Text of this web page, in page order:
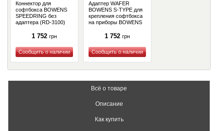
Коннектор для
софтбокса BOWENS
SPEEDRING без
адаптера (RD-3100)
1 752 грн
Купить
Адаптер WAFER
BOWENS S-TYPE для
крепления софтбокса
на приборы BOWENS
1 752 грн
Купить
Всё о товаре
Описание
Как купить